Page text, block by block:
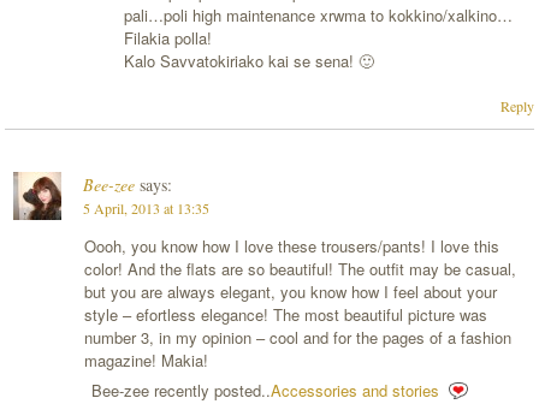
pali…poli high maintenance xrwma to kokkino/xalkino…
Filakia polla!
Kalo Savvatokiriako kai se sena! 🙂
Reply
Bee-zee says:
5 April, 2013 at 13:35
Oooh, you know how I love these trousers/pants! I love this
color! And the flats are so beautiful! The outfit may be casual,
but you are always elegant, you know how I feel about your
style – efortless elegance! The most beautiful picture was
number 3, in my opinion – cool and for the pages of a fashion
magazine! Makia!
Bee-zee recently posted..Accessories and stories